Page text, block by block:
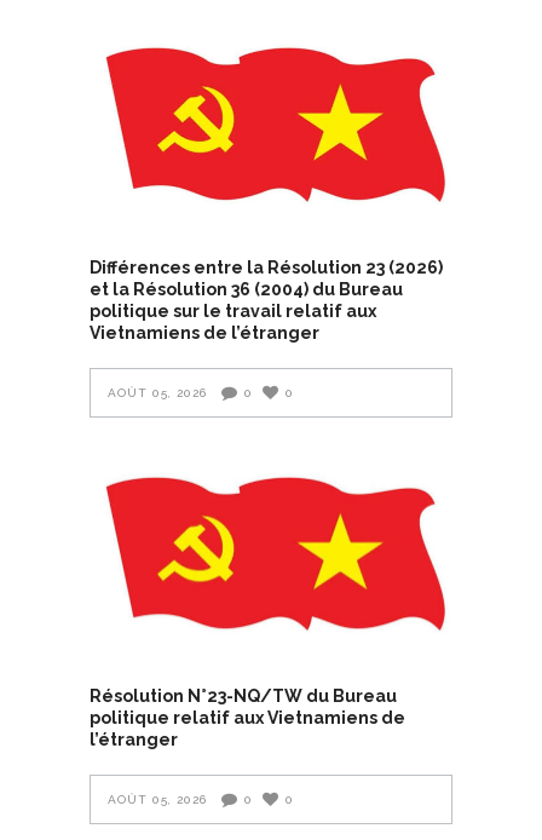
Différences entre la Résolution 23 (2026)
et la Résolution 36 (2004) du Bureau
politique sur le travail relatif aux
Vietnamiens de l’étranger
AOÛT 05, 2026 0 0
Résolution N°23-NQ/TW du Bureau
politique relatif aux Vietnamiens de
l’étranger
AOÛT 05, 2026 0 0